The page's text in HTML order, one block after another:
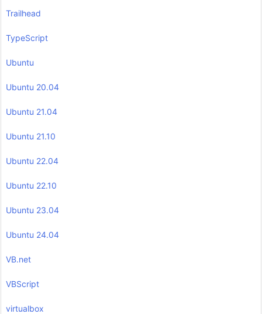
Trailhead
TypeScript
Ubuntu
Ubuntu 20.04
Ubuntu 21.04
Ubuntu 21.10
Ubuntu 22.04
Ubuntu 22.10
Ubuntu 23.04
Ubuntu 24.04
VB.net
VBScript
virtualbox